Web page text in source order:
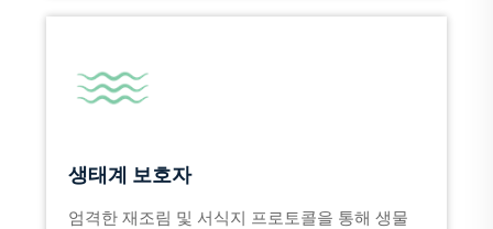
생태계 보호자
엄격한 재조림 및 서식지 프로토콜을 통해 생물